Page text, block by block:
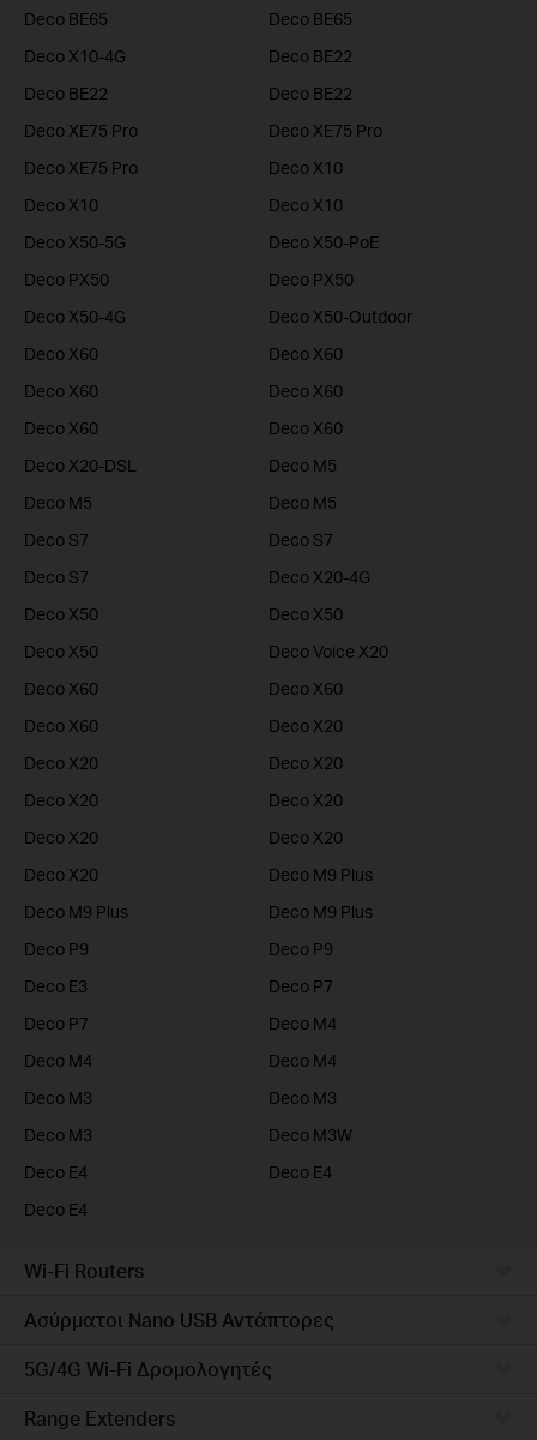
Deco BE65
Deco BE65
Deco X10-4G
Deco BE22
Deco BE22
Deco BE22
Deco XE75 Pro
Deco XE75 Pro
Deco XE75 Pro
Deco X10
Deco X10
Deco X10
Deco X50-5G
Deco X50-PoE
Deco PX50
Deco PX50
Deco X50-4G
Deco X50-Outdoor
Deco X60
Deco X60
Deco X60
Deco X60
Deco X60
Deco X60
Deco X20-DSL
Deco M5
Deco M5
Deco M5
Deco S7
Deco S7
Deco S7
Deco X20-4G
Deco X50
Deco X50
Deco X50
Deco Voice X20
Deco X60
Deco X60
Deco X60
Deco X20
Deco X20
Deco X20
Deco X20
Deco X20
Deco X20
Deco X20
Deco X20
Deco M9 Plus
Deco M9 Plus
Deco M9 Plus
Deco P9
Deco P9
Deco E3
Deco P7
Deco P7
Deco M4
Deco M4
Deco M4
Deco M3
Deco M3
Deco M3
Deco M3W
Deco E4
Deco E4
Deco E4
Wi-Fi Routers
Ασύρματοι Nano USB Αντάπτορες
5G/4G Wi-Fi Δρομολογητές
Range Extenders